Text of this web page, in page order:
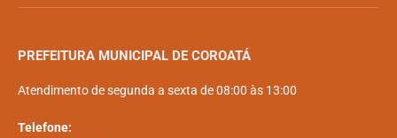
PREFEITURA MUNICIPAL DE COROATÁ
Atendimento de segunda a sexta de 08:00 às 13:00
Telefone: